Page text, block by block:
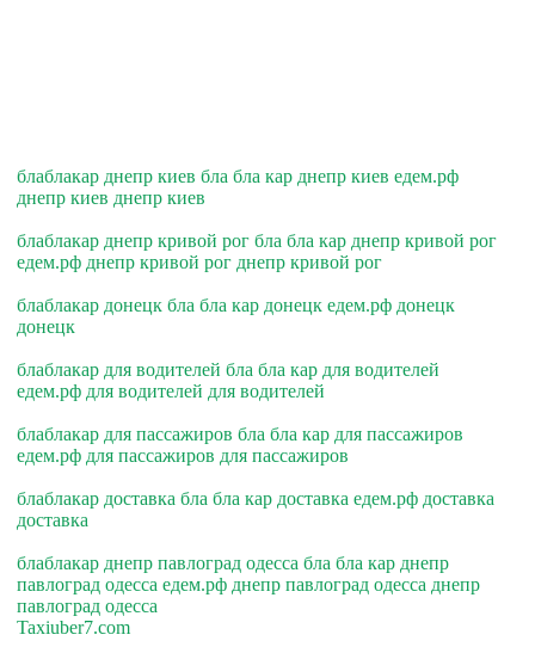
блаблакар днепр киев бла бла кар днепр киев едем.рф
днепр киев днепр киев
блаблакар днепр кривой рог бла бла кар днепр кривой рог
едем.рф днепр кривой рог днепр кривой рог
блаблакар донецк бла бла кар донецк едем.рф донецк
донецк
блаблакар для водителей бла бла кар для водителей
едем.рф для водителей для водителей
блаблакар для пассажиров бла бла кар для пассажиров
едем.рф для пассажиров для пассажиров
блаблакар доставка бла бла кар доставка едем.рф доставка
доставка
блаблакар днепр павлоград одесса бла бла кар днепр
павлоград одесса едем.рф днепр павлоград одесса днепр
павлоград одесса
Taxiuber7.com